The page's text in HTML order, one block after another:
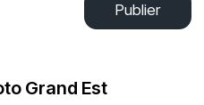
Publier
Grand Est